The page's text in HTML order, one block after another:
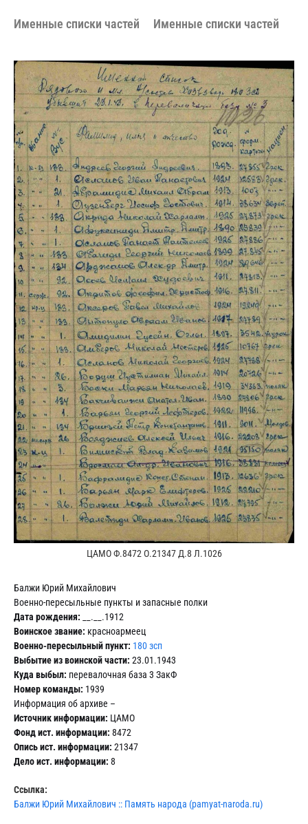
Именные списки частей Именные списки частей
ЦАМО Ф.8472 О.21347 Д.8 Л.1026
Балжи Юрий Михайлович
Военно-пересыльные пункты и запасные полки
Дата рождения: __.__.1912
Воинское звание: красноармеец
Военно-пересыльный пункт: 180 зсп
Выбытие из воинской части: 23.01.1943
Куда выбыл: перевалочная база 3 ЗакФ
Номер команды: 1939
Информация об архиве –
Источник информации: ЦАМО
Фонд ист. информации: 8472
Опись ист. информации: 21347
Дело ист. информации: 8
Ссылка:
Балжи Юрий Михайлович :: Память народа (pamyat-naroda.ru)